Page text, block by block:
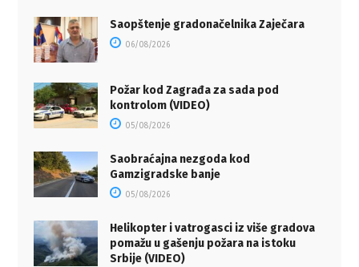
Saopštenje gradonačelnika Zaječara
06/08/2026
Požar kod Zagrađa za sada pod
kontrolom (VIDEO)
05/08/2026
Saobraćajna nezgoda kod
Gamzigradske banje
05/08/2026
Helikopter i vatrogasci iz više gradova
pomažu u gašenju požara na istoku
Srbije (VIDEO)